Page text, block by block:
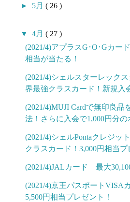
► 5月( 26 )
▼4月( 27 )
(2021/4)アプラスG･O･Gカー
相当が当たる！
(2021/4)シェルスターレック
界最強クラスカード！新規入
(2021/4)MUJI Cardで無印良品
法！さらに入会で1,000円分の
(2021/4)シェルPontaクレジ
クラスカード！3,000円相当プ
(2021/4)JALカード 最大
(2021/4)京王パスポートVISA
5,500円相当プレゼント！